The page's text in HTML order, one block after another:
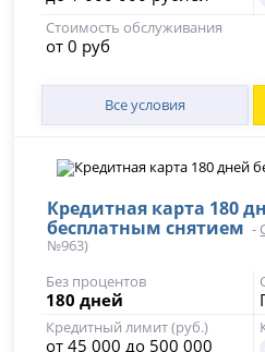
Стоимость обслуживания
от 0 руб
Все условия
Кредитная карта 180
бесплатным снятием -
№963)
Без процентов
180 дней
Кредитный лимит (руб.)
от 45 000 до 500 000